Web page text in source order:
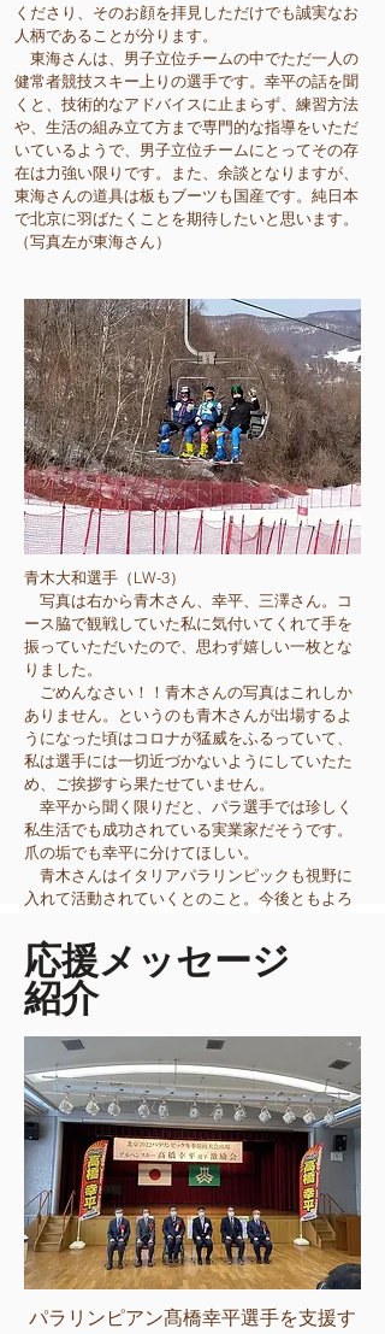
くださり、そのお顔を拝見しただけでも誠実なお
人柄であることが分ります。
東海さんは、男子立位チームの中でただ一人の
健常者競技スキー上りの選手です。幸平の話を聞
くと、技術的なアドバイスに止まらず、練習方法
や、生活の組み立て方まで専門的な指導をいただ
いているようで、男子立位チームにとってその存
在は力強い限りです。また、余談となりますが、
東海さんの道具は板もブーツも国産です。純日本
で北京に羽ばたくことを期待したいと思います。
（写真左が東海さん）
青木大和選手（LW-3）
写真は右から青木さん、幸平、三澤さん。コ
ース脇で観戦していた私に気付いてくれて手を
振っていただいたので、思わず嬉しい一枚とな
りました。
ごめんなさい！！青木さんの写真はこれしか
ありません。というのも青木さんが出場するよ
うになった頃はコロナが猛威をふるっていて、
私は選手には一切近づかないようにしていたた
め、ご挨拶すら果たせていません。
幸平から聞く限りだと、パラ選手では珍しく
私生活でも成功されている実業家だそうです。
爪の垢でも幸平に分けてほしい。
青木さんはイタリアパラリンピックも視野に
入れて活動されていくとのこと。今後ともよろ
​応援メッセージ
紹介
パラリンピアン髙橋幸平選手を支援す